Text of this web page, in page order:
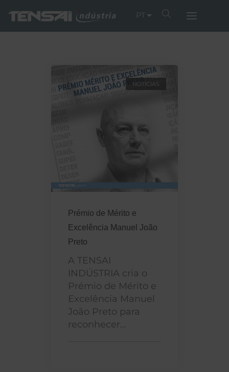
PT
NOTÍCIAS
Prémio de Mérito e
Excelência Manuel João
Preto
A TENSAI
INDÚSTRIA cria o
Prémio de Mérito e
Excelência Manuel
João Preto para
reconhecer...